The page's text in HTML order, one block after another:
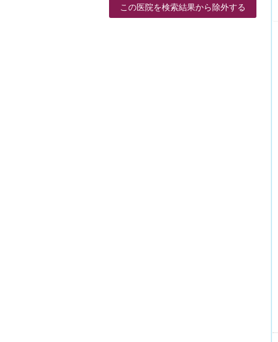
この医院を検索結果から除外する